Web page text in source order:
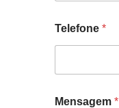
Telefone *
Mensagem *